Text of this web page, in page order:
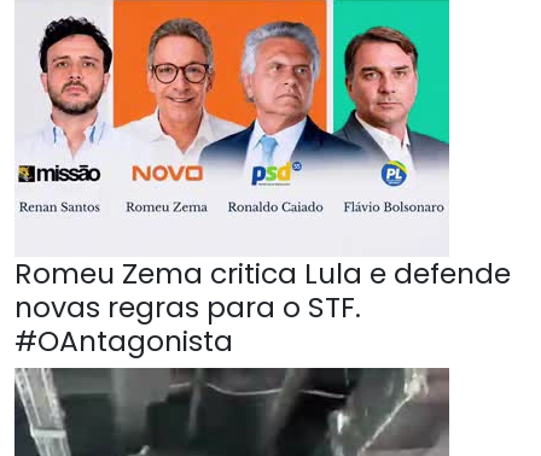
Romeu Zema critica Lula e defende
novas regras para o STF.
#OAntagonista